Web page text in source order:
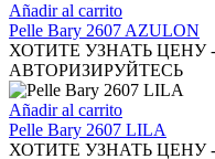
Añadir al carrito
Pelle Bary 2607 AZULON
ХОТИТЕ УЗНАТЬ ЦЕНУ
АВТОРИЗИРУЙТЕСЬ
Añadir al carrito
Pelle Bary 2607 LILA
ХОТИТЕ УЗНАТЬ ЦЕНУ